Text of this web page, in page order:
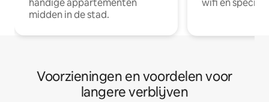
handige appartementen
midden in de stad.
wifi en
Voorzieningen en voordelen voor
langere verblijven